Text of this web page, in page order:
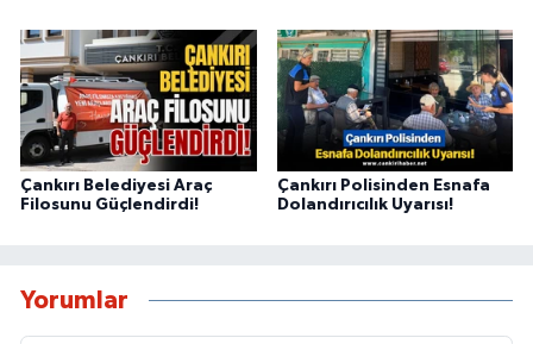
Çankırı Belediyesi Araç
Filosunu Güçlendirdi!
Çankırı Polisinden Esnafa
Dolandırıcılık Uyarısı!
Yorumlar